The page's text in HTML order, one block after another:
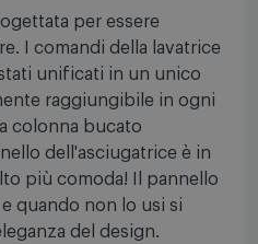
per essere
I comandi della lavatrice
unificati in un unico
raggiungibile in ogni
colonna bucato
dell'asciugatrice è in
più comoda! Il pannello
quando non lo usi si
del design.